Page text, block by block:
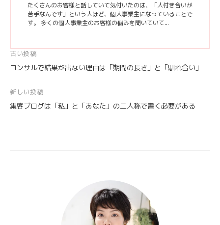
たくさんのお客様と話していて気付いたのは、「人付き合いが
苦手なんです」という人ほど、個人事業主になっていることで
す。 多くの個人事業主のお客様の悩みを聞いていて...
投
稿
ナ
ビ
古い投稿
コンサルで結果が出ない理由は「期間の長さ」と「馴れ合い」
新しい投稿
集客ブログは「私」と「あなた」の二人称で書く必要がある